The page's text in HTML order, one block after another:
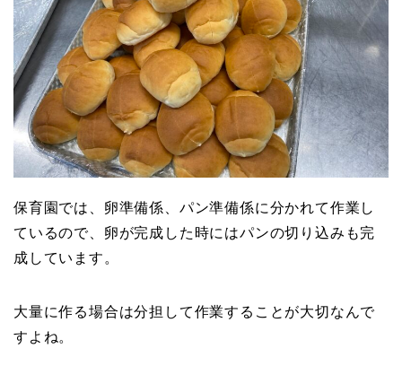
保育園では、卵準備係、パン準備係に分かれて作業し
ているので、卵が完成した時にはパンの切り込みも完
成しています。
大量に作る場合は分担して作業することが大切なんで
すよね。